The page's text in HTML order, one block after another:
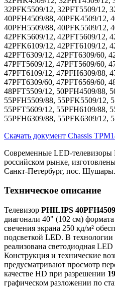
32PFK5509/12, 32PFT5509/12,
40PFH4509/88, 40PFK4509/12,
40PFH5509/88, 40PFK5509/12,
42PFK5609/12, 42PFT5609/12,
42PFK6109/12, 42PFT6109/12,
42PFT6309/12, 42PFT6309/60,
47PFT5609/12, 47PFT5609/60,
47PFT6109/12, 47PFH6309/88,
47PFT6309/60, 47PFT6569/60,
48PFT5509/12, 50PFH4509/88,
55PFH5509/88, 55PFK5509/12,
55PFT5609/12, 55PFH6109/88,
55PFH6309/88, 55PFK6309/12,
Скачать документ Chassis
Современные LED-телевизоры
российском рынке,
Санкт-Петербург, пос. Шушары.
Техническое описание
Телевизор PHILIPS 40PFH4509
диагонали 40" (102 см) формата
свечения экрана 250 кд/м²
подсветкой LED. В технологии
реализована светодиодная LED
Конструкция и технические
предусматривают просмотр
качестве HD при разрешении
графическом разложении по